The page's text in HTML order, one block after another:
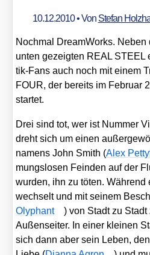
10.12.2010• Von Stefan
Noch­mal Dream­Works.
unten gezeig­ten REAL
tik-Fans auch noch mit einem
FOUR, der bereits im Febru­ar
star­tet.
Drei sind tot, wer ist Num­mer
dreht sich um einen
namens John Smith (Alex
mungs­lo­sen Fein­den auf der
wur­den, ihn zu töten.
wech­selt und mit sei­nem
Oly­phant
) von Stadt zu
Außen­sei­ter. In einer klei­nen
sich dann aber sein Leben,